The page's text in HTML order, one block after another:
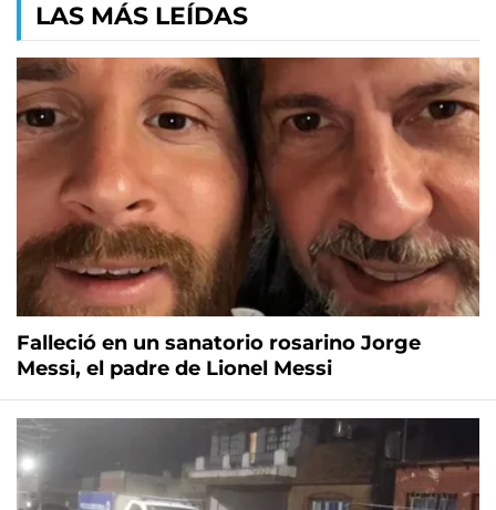
LAS MÁS LEÍDAS
Falleció en un sanatorio rosarino Jorge
Messi, el padre de Lionel Messi